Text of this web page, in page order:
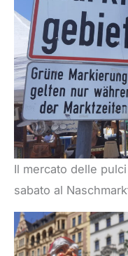
Il mercato delle
sabato al